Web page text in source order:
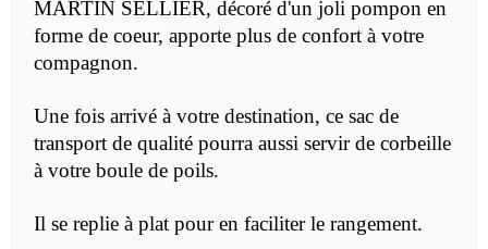
MARTIN SELLIER, décoré d'un joli pompon en
forme de coeur, apporte plus de confort à votre
compagnon.
Une fois arrivé à votre destination, ce sac de
transport de qualité pourra aussi servir de corbeille
à votre boule de poils.
Il se replie à plat pour en faciliter le rangement.